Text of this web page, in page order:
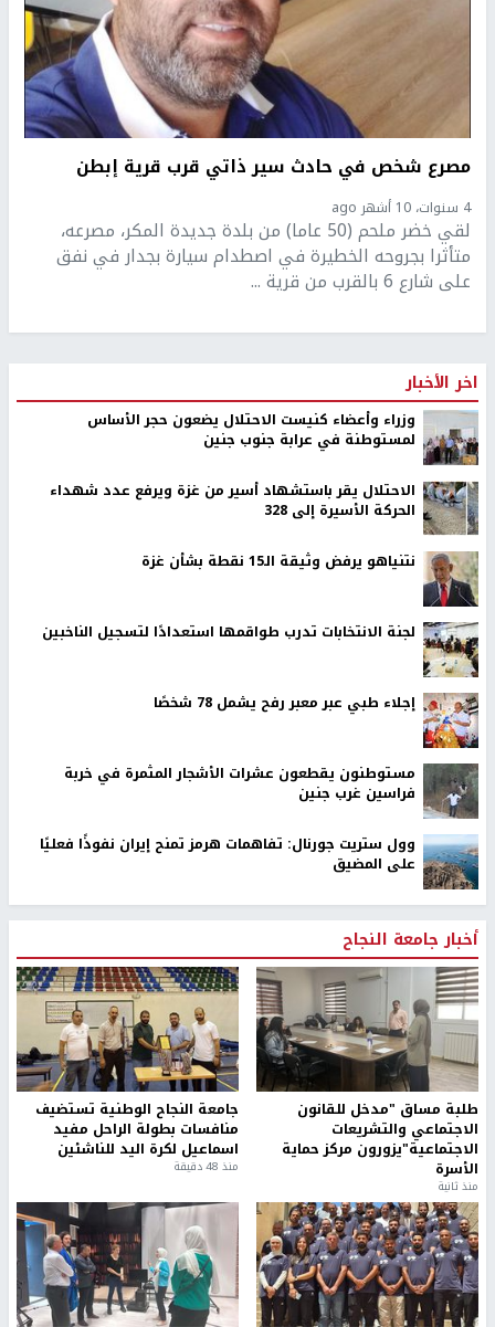
مصرع شخص في حادث سير ذاتي قرب قرية إبطن
4 سنوات، 10 أشهر ago
لقي خضر ملحم (50 عاما) من بلدة جديدة المكر، مصرعه،
متأثرا بجروحه الخطيرة في اصطدام سيارة بجدار في نفق
على شارع 6 بالقرب من قرية ...
اخر الأخبار
وزراء وأعضاء كنيست الاحتلال يضعون حجر الأساس
لمستوطنة في عرابة جنوب جنين
الاحتلال يقر باستشهاد أسير من غزة ويرفع عدد شهداء
الحركة الأسيرة إلى 328
نتنياهو يرفض وثيقة الـ15 نقطة بشأن غزة
لجنة الانتخابات تدرب طواقمها استعدادًا لتسجيل الناخبين
إجلاء طبي عبر معبر رفح يشمل 78 شخصًا
مستوطنون يقطعون عشرات الأشجار المثمرة في خربة
فراسين غرب جنين
وول ستريت جورنال: تفاهمات هرمز تمنح إيران نفوذًا فعليًا
على المضيق
أخبار جامعة النجاح
طلبة مساق "مدخل للقانون
الاجتماعي والتشريعات
الاجتماعية"يزورون مركز حماية
الأسرة
منذ ثانية
جامعة النجاح الوطنية تستضيف
منافسات بطولة الراحل مفيد
اسماعيل لكرة اليد للناشئين
منذ 48 دقيقة